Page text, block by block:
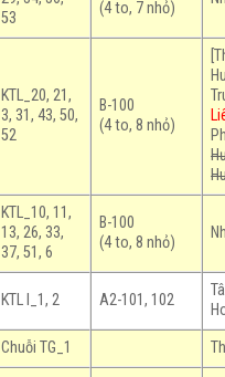
53
(4 to, 7 nhỏ)
KTL_20, 21,
3, 31, 43, 50,
52
B-100
(4 to, 8 nhỏ)
KTL_10, 11,
13, 26, 33,
37, 51, 6
B-100
(4 to, 8 nhỏ)
KTL I_1, 2 A2-101, 102
Chuỗi TG_1